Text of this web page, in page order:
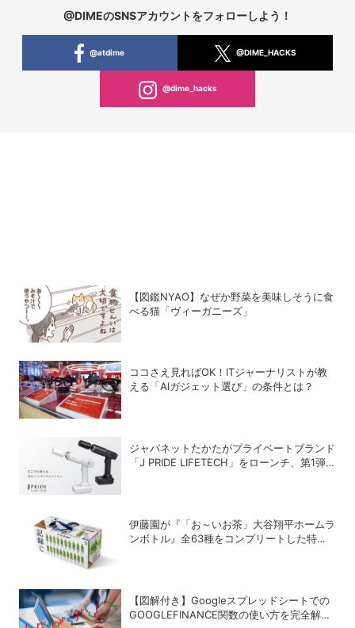
@DIMEのSNSアカウントをフォローしよう！
@atdime @DIME_HACKS
@dime_hacks
【図鑑NYAO】なぜか野菜を美味しそうに食
べる猫「ヴィーガニーズ」
ココさえ見ればOK！ITジャーナリストが教
える「AIガジェット選び」の条件とは？
ジャパネットたかたがプライベートブランド
「J PRIDE LIFETECH」をローンチ、第1弾
伊藤園が『「お～いお茶」大谷翔平ホームラ
ンボトル』全63種をコンプリートした特別
【図解付き】Googleスプレッドシートでの
GOOGLEFINANCE関数の使い方を完全解